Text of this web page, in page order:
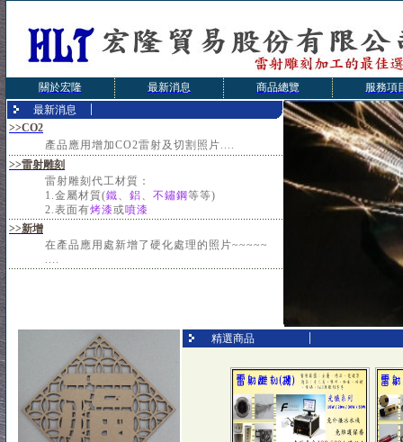
關於宏隆 最新消息 商品總覽
服務項
最新消息
>>CO2
產品應用增加CO2雷射及切割照片....
>>雷射雕刻
雷射雕刻代工材質：
1.金屬材質(鐵、 鋁、 不鏽鋼等等)
2.表面有烤漆或噴漆
>>新增
在產品應用處新增了硬化處理的照片~~~~~
....
精選商品